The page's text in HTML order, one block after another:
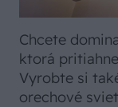
Chcete
ktorá
Vyrobte si
orechové